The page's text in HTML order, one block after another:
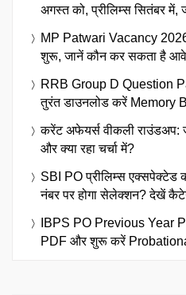
अगस्त को, प्रीलिम्स सितंबर में,
MP Patwari Vacancy 2026:
शुरू, जानें कौन कर सकता है
RRB Group D Question
तुरंत डाउनलोड करें Memory
करेंट अफेयर्स वीकली राउंडअप:
और क्या रहा चर्चा में?
SBI PO प्रीलिम्स
नंबर पर होगा सेलेक्शन? देखें
IBPS PO Previous Year
PDF और शुरू करें